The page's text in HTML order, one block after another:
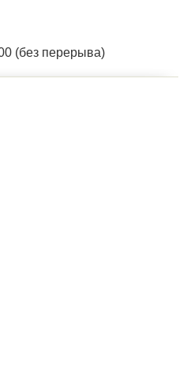
(без перерыва)